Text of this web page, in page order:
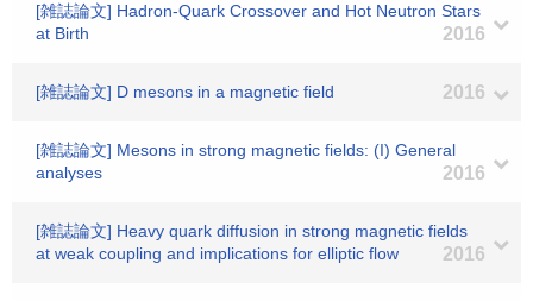
[雑誌論文] Hadron-Quark Crossover and Hot Neutron Stars
at Birth
2016
[雑誌論文] D mesons in a magnetic field 2016
[雑誌論文] Mesons in strong magnetic fields: (I) General
analyses
2016
[雑誌論文] Heavy quark diffusion in strong magnetic fields
at weak coupling and implications for elliptic flow
2016